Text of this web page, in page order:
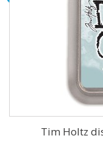
Tim Holtz